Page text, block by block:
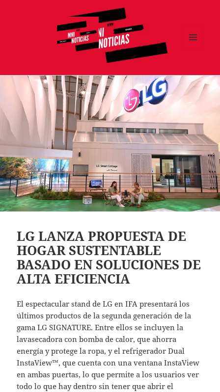
LG LANZA PROPUESTA DE
HOGAR SUSTENTABLE
BASADO EN SOLUCIONES DE
ALTA EFICIENCIA
El espectacular stand de LG en IFA presentará los
últimos productos de la segunda generación de la
gama LG SIGNATURE. Entre ellos se incluyen la
lavasecadora con bomba de calor, que ahorra
energía y protege la ropa, y el refrigerador Dual
InstaView™, que cuenta con una ventana InstaView
en ambas puertas, lo que permite a los usuarios ver
todo lo que hay dentro sin tener que abrir el